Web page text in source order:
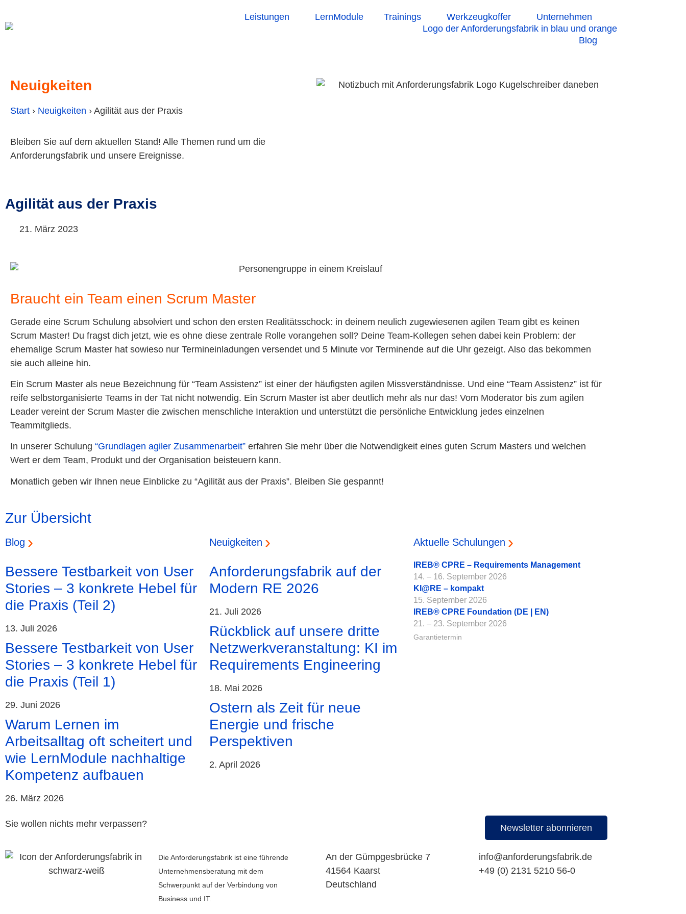
Leistungen LernModule Trainings Werkzeugkoffer Unternehmen
Blog
Neuigkeiten
Start › Neuigkeiten › Agilität aus der Praxis
Bleiben Sie auf dem aktuellen Stand! Alle Themen rund um die
Anforderungsfabrik und unsere Ereignisse.
Agilität aus der Praxis
21. März 2023
Braucht ein Team einen Scrum Master
Gerade eine Scrum Schulung absolviert und schon den ersten Realitätsschock: in deinem neulich zugewiesenen agilen Team gibt es keinen
Scrum Master! Du fragst dich jetzt, wie es ohne diese zentrale Rolle vorangehen soll? Deine Team-Kollegen sehen dabei kein Problem: der
ehemalige Scrum Master hat sowieso nur Termineinladungen versendet und 5 Minute vor Terminende auf die Uhr gezeigt. Also das bekommen
sie auch alleine hin.
Ein Scrum Master als neue Bezeichnung für “Team Assistenz” ist einer der häufigsten agilen Missverständnisse. Und eine “Team Assistenz” ist für
reife selbstorganisierte Teams in der Tat nicht notwendig. Ein Scrum Master ist aber deutlich mehr als nur das! Vom Moderator bis zum agilen
Leader vereint der Scrum Master die zwischen menschliche Interaktion und unterstützt die persönliche Entwicklung jedes einzelnen
Teammitglieds.
In unserer Schulung “Grundlagen agiler Zusammenarbeit” erfahren Sie mehr über die Notwendigkeit eines guten Scrum Masters und welchen
Wert er dem Team, Produkt und der Organisation beisteuern kann.
Monatlich geben wir Ihnen neue Einblicke zu “Agilität aus der Praxis”. Bleiben Sie gespannt!
Zur Übersicht
Blog
Bessere Testbarkeit von User
Stories – 3 konkrete Hebel für
die Praxis (Teil 2)
13. Juli 2026
Bessere Testbarkeit von User
Stories – 3 konkrete Hebel für
die Praxis (Teil 1)
29. Juni 2026
Warum Lernen im
Arbeitsalltag oft scheitert und
wie LernModule nachhaltige
Kompetenz aufbauen
26. März 2026
Neuigkeiten
Anforderungsfabrik auf der
Modern RE 2026
21. Juli 2026
Rückblick auf unsere dritte
Netzwerkveranstaltung: KI im
Requirements Engineering
18. Mai 2026
Ostern als Zeit für neue
Energie und frische
Perspektiven
2. April 2026
Aktuelle Schulungen
IREB® CPRE – Requirements Management
14. – 16. September 2026
KI@RE – kompakt
15. September 2026
IREB® CPRE Foundation (DE | EN)
21. – 23. September 2026
Garantietermin
Sie wollen nichts mehr verpassen? Newsletter abonnieren
Die Anforderungsfabrik ist eine führende
Unternehmensberatung mit dem
Schwerpunkt auf der Verbindung von
Business und IT.
An der Gümpgesbrücke 7
41564 Kaarst
Deutschland
info@anforderungsfabrik.de
+49 (0) 2131 5210 56-0